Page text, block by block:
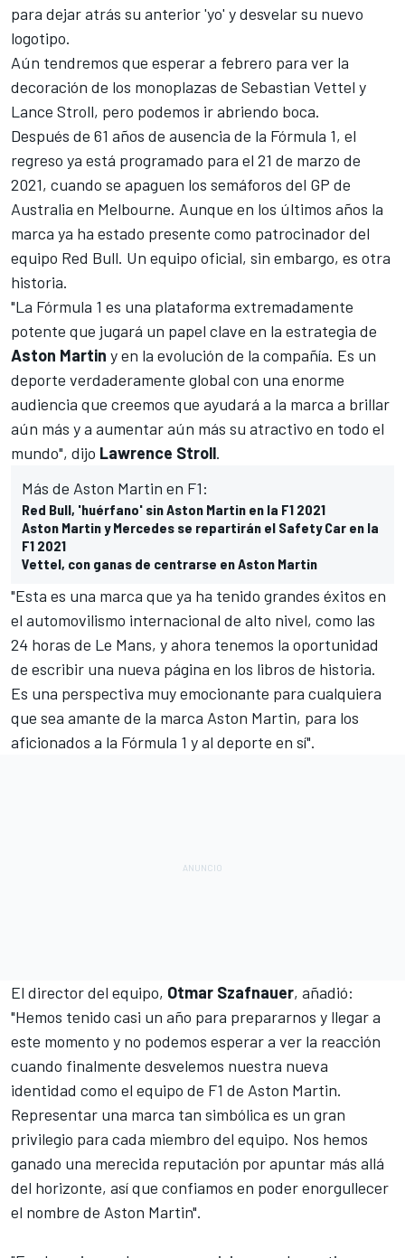
para dejar atrás su anterior 'yo' y desvelar su nuevo
logotipo.
Aún tendremos que esperar a febrero para ver la
decoración de los monoplazas de Sebastian Vettel y
Lance Stroll, pero podemos ir abriendo boca.
Después de 61 años de ausencia de la Fórmula 1, el
regreso ya está programado para el 21 de marzo de
2021, cuando se apaguen los semáforos del GP de
Australia en Melbourne. Aunque en los últimos años la
marca ya ha estado presente como patrocinador del
equipo Red Bull. Un equipo oficial, sin embargo, es otra
historia.
"La Fórmula 1 es una plataforma extremadamente
potente que jugará un papel clave en la estrategia de
Aston Martin y en la evolución de la compañía. Es un
deporte verdaderamente global con una enorme
audiencia que creemos que ayudará a la marca a brillar
aún más y a aumentar aún más su atractivo en todo el
mundo", dijo Lawrence Stroll.
Más de Aston Martin en F1:
Red Bull, 'huérfano' sin Aston Martin en la F1 2021
Aston Martin y Mercedes se repartirán el Safety Car en la
F1 2021
Vettel, con ganas de centrarse en Aston Martin
"Esta es una marca que ya ha tenido grandes éxitos en
el automovilismo internacional de alto nivel, como las
24 horas de Le Mans, y ahora tenemos la oportunidad
de escribir una nueva página en los libros de historia.
Es una perspectiva muy emocionante para cualquiera
que sea amante de la marca Aston Martin, para los
aficionados a la Fórmula 1 y al deporte en sí".
El director del equipo, Otmar Szafnauer, añadió:
"Hemos tenido casi un año para prepararnos y llegar a
este momento y no podemos esperar a ver la reacción
cuando finalmente desvelemos nuestra nueva
identidad como el equipo de F1 de Aston Martin.
Representar una marca tan simbólica es un gran
privilegio para cada miembro del equipo. Nos hemos
ganado una merecida reputación por apuntar más allá
del horizonte, así que confiamos en poder enorgullecer
el nombre de Aston Martin".